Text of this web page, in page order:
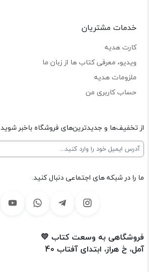
خدمات مشتریان
کارت هدیه
ویدیو، معرفی کتاب ها از زبان ما
ملزومات هدیه
حساب کاربری من
از تخفیف‌ها و جدیدترین‌های فروشگاه باخبر شوید
ما را در شبکه های اجتماعی دنبال کنید.
فروشگاهی به وسعت کتاب 💛
آمل، خ هراز، ابتدای آفتاب 40